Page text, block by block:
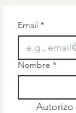
Email *
Nombre *
Autorizo